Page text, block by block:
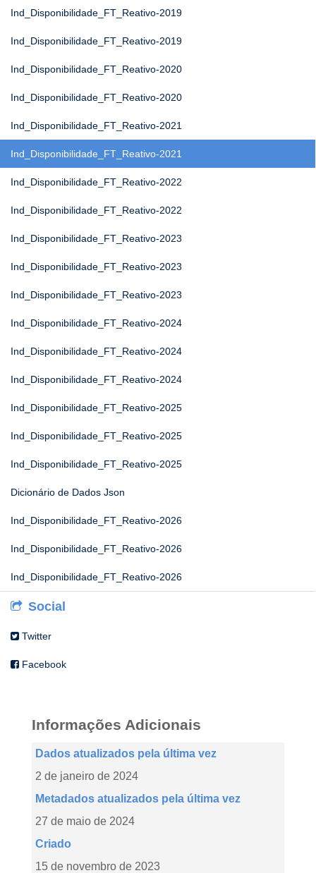
Ind_Disponibilidade_FT_Reativo-2019
Ind_Disponibilidade_FT_Reativo-2019
Ind_Disponibilidade_FT_Reativo-2020
Ind_Disponibilidade_FT_Reativo-2020
Ind_Disponibilidade_FT_Reativo-2021
Ind_Disponibilidade_FT_Reativo-2021
Ind_Disponibilidade_FT_Reativo-2022
Ind_Disponibilidade_FT_Reativo-2022
Ind_Disponibilidade_FT_Reativo-2023
Ind_Disponibilidade_FT_Reativo-2023
Ind_Disponibilidade_FT_Reativo-2023
Ind_Disponibilidade_FT_Reativo-2024
Ind_Disponibilidade_FT_Reativo-2024
Ind_Disponibilidade_FT_Reativo-2024
Ind_Disponibilidade_FT_Reativo-2025
Ind_Disponibilidade_FT_Reativo-2025
Ind_Disponibilidade_FT_Reativo-2025
Dicionário de Dados Json
Ind_Disponibilidade_FT_Reativo-2026
Ind_Disponibilidade_FT_Reativo-2026
Ind_Disponibilidade_FT_Reativo-2026
Social
Twitter
Facebook
Informações Adicionais
Dados atualizados pela última vez
2 de janeiro de 2024
Metadados atualizados pela última vez
27 de maio de 2024
Criado
15 de novembro de 2023